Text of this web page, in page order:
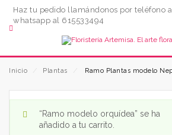
Haz tu pedido llamándonos por teléfono
whatsapp al 615533494
Inicio Plantas Ramo Plantas modelo
“Ramo modelo orquídea” se ha
añadido a tu carrito.